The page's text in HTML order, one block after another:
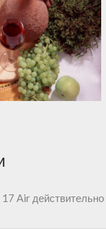
Air действительно